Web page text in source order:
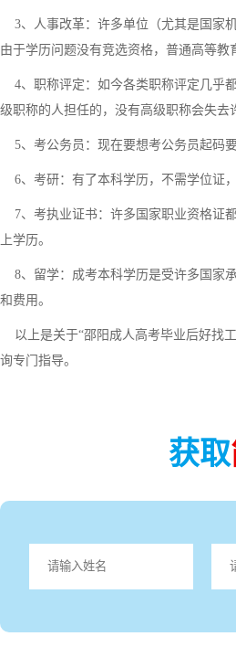
3、人事改革：许多单位（尤其是国家
由于学历问题没有竞选资格，普通高等
4、职称评定：如今各类职称评定几乎
级职称的人担任的，没有高级职称会失
5、考公务员：现在要想考公务员起码
6、考研：有了本科学历，不需学位证
7、考执业证书：许多国家职业资格证
上学历。
8、留学：成考本科学历是受许多国家
和费用。
以上是关于“邵阳成人高考毕业后好找
询专门指导。
获取